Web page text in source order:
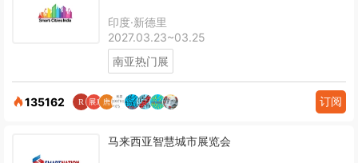
印度·新德里
2027.03.23~03.25
南亚热门展
135162 订阅
马来西亚智慧城市展览会